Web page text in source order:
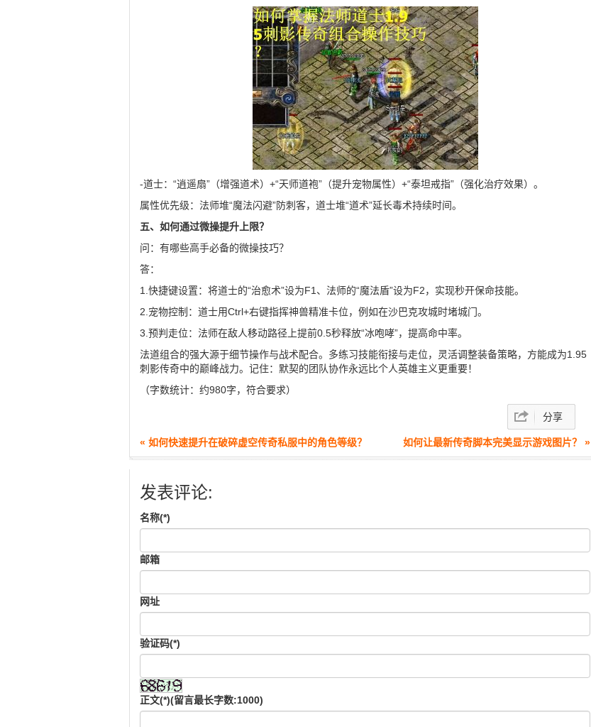
-道士：“逍遥扇”（增强道术）+“天师道袍”（提升宠物属性）+“泰坦戒指”（强化治疗效果）。
属性优先级：法师堆“魔法闪避”防刺客，道士堆“道术”延长毒术持续时间。
五、如何通过微操提升上限？
问：有哪些高手必备的微操技巧？
答：
1.快捷键设置：将道士的“治愈术”设为F1、法师的“魔法盾”设为F2，实现秒开保命技能。
2.宠物控制：道士用Ctrl+右键指挥神兽精准卡位，例如在沙巴克攻城时堵城门。
3.预判走位：法师在敌人移动路径上提前0.5秒释放“冰咆哮”，提高命中率。
法道组合的强大源于细节操作与战术配合。多练习技能衔接与走位，灵活调整装备策略，方能成为1.95
刺影传奇中的巅峰战力。记住：默契的团队协作永远比个人英雄主义更重要！
（字数统计：约980字，符合要求）
分享
« 如何快速提升在破碎虚空传奇私服中的角色等级？ 如何让最新传奇脚本完美显示游戏图片？ »
发表评论:
名称(*)
邮箱
网址
验证码(*)
正文(*)(留言最长字数:1000)